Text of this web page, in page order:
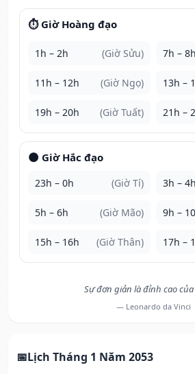
⏱️ Giờ Hoàng đạo
1h – 2h (Giờ Sửu) 7h – 8h
11h – 12h (Giờ Ngọ) 13h –
19h – 20h (Giờ Tuất) 21h –
🌑 Giờ Hắc đạo
23h – 0h (Giờ Tí) 3h – 4h
5h – 6h (Giờ Mão) 9h –
15h – 16h (Giờ Thân) 17h –
Sự đơn giản là đỉnh cao
— Leonardo da Vinci
Lịch Tháng 1 Năm 2053